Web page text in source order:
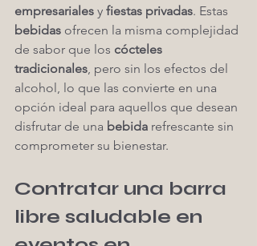
empresariales y fiestas privadas. Estas
bebidas ofrecen la misma complejidad
de sabor que los cócteles
tradicionales, pero sin los efectos del
alcohol, lo que las convierte en una
opción ideal para aquellos que desean
disfrutar de una bebida refrescante sin
comprometer su bienestar.
Contratar una barra
libre saludable en